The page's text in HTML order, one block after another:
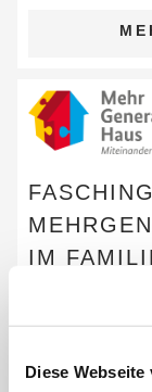
Diese
IM
Alle sind
Uhr tanzen die